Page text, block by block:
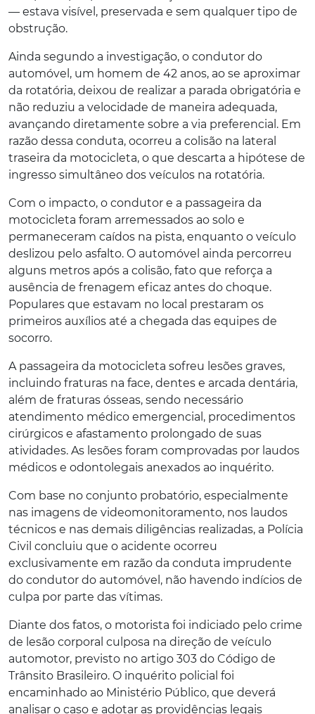
— estava visível, preservada e sem qualquer tipo de
obstrução.
Ainda segundo a investigação, o condutor do
automóvel, um homem de 42 anos, ao se aproximar
da rotatória, deixou de realizar a parada obrigatória e
não reduziu a velocidade de maneira adequada,
avançando diretamente sobre a via preferencial. Em
razão dessa conduta, ocorreu a colisão na lateral
traseira da motocicleta, o que descarta a hipótese de
ingresso simultâneo dos veículos na rotatória.
Com o impacto, o condutor e a passageira da
motocicleta foram arremessados ao solo e
permaneceram caídos na pista, enquanto o veículo
deslizou pelo asfalto. O automóvel ainda percorreu
alguns metros após a colisão, fato que reforça a
ausência de frenagem eficaz antes do choque.
Populares que estavam no local prestaram os
primeiros auxílios até a chegada das equipes de
socorro.
A passageira da motocicleta sofreu lesões graves,
incluindo fraturas na face, dentes e arcada dentária,
além de fraturas ósseas, sendo necessário
atendimento médico emergencial, procedimentos
cirúrgicos e afastamento prolongado de suas
atividades. As lesões foram comprovadas por laudos
médicos e odontolegais anexados ao inquérito.
Com base no conjunto probatório, especialmente
nas imagens de videomonitoramento, nos laudos
técnicos e nas demais diligências realizadas, a Polícia
Civil concluiu que o acidente ocorreu
exclusivamente em razão da conduta imprudente
do condutor do automóvel, não havendo indícios de
culpa por parte das vítimas.
Diante dos fatos, o motorista foi indiciado pelo crime
de lesão corporal culposa na direção de veículo
automotor, previsto no artigo 303 do Código de
Trânsito Brasileiro. O inquérito policial foi
encaminhado ao Ministério Público, que deverá
analisar o caso e adotar as providências legais